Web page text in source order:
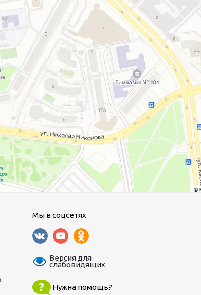
Мы в соцсетях
Версия для
слабовидящих
Нужна помощь?